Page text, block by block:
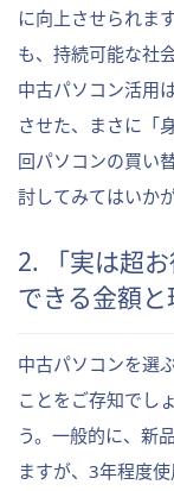
に向上させられま
も、持続可能な社
中古パソコン活用
させた、まさに「
回パソコンの買い
討してみてはいか
2. 「実は超
できる金額と
中古パソコンを選
ことをご存知でし
う。一般的に、新
ますが、3年程度